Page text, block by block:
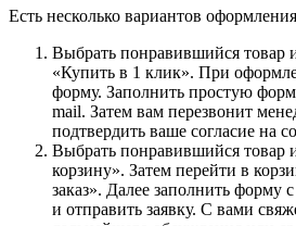
Есть несколько вариантов оформления
Выбрать понравившийся товар
«Купить в 1 клик». При
форму. Заполнить простую
mail. Затем вам перезвонит
подтвердить ваше согласие на
Выбрать понравившийся товар
корзину». Затем перейти в
заказ». Далее заполнить
и отправить заявку. С вами